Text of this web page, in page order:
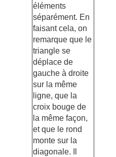
éléments
séparément. En
faisant cela, on
remarque que le
triangle se
déplace de
gauche à droite
sur la même
ligne, que la
croix bouge de
la même façon,
et que le rond
monte sur la
diagonale. Il